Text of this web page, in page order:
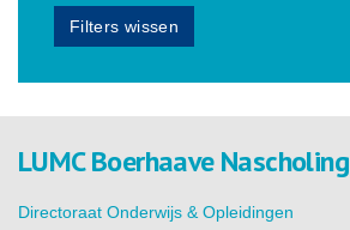
Filters wissen
LUMC Boerhaave Nascholing
Directoraat Onderwijs & Opleidingen